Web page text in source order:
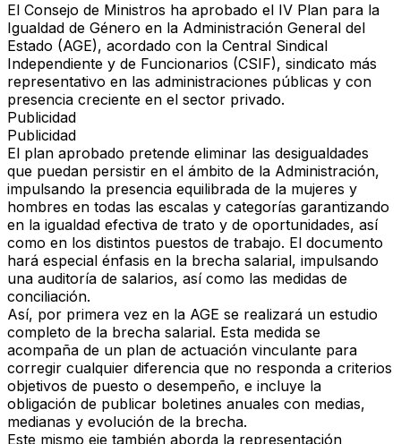
El Consejo de Ministros ha aprobado el IV Plan para la
Igualdad de Género en la Administración General del
Estado (AGE), acordado con la Central Sindical
Independiente y de Funcionarios (CSIF), sindicato más
representativo en las administraciones públicas y con
presencia creciente en el sector privado.
Publicidad
Publicidad
El plan aprobado pretende eliminar las desigualdades
que puedan persistir en el ámbito de la Administración,
impulsando la presencia equilibrada de la mujeres y
hombres en todas las escalas y categorías garantizando
en la igualdad efectiva de trato y de oportunidades, así
como en los distintos puestos de trabajo. El documento
hará especial énfasis en la brecha salarial, impulsando
una auditoría de salarios, así como las medidas de
conciliación.
Así, por primera vez en la AGE se realizará un estudio
completo de la brecha salarial. Esta medida se
acompaña de un plan de actuación vinculante para
corregir cualquier diferencia que no responda a criterios
objetivos de puesto o desempeño, e incluye la
obligación de publicar boletines anuales con medias,
medianas y evolución de la brecha.
Este mismo eje también aborda la representación